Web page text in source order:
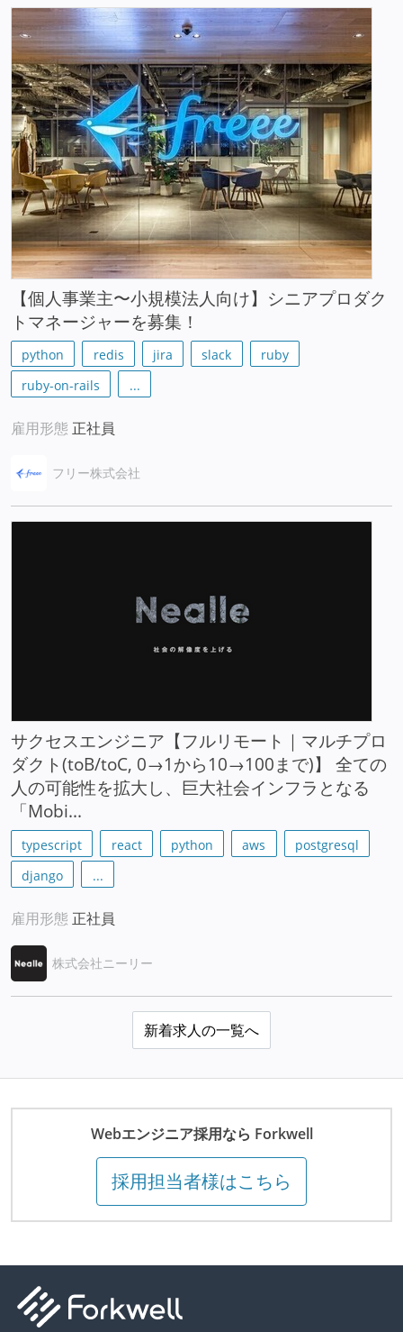
【個人事業主〜小規模法人向け】シニアプロダク
トマネージャーを募集！
python redis jira slack
ruby
ruby-on-rails
...
雇用形態 正社員
フリー株式会社
サクセスエンジニア【フルリモート｜マルチプロ
ダクト(toB/toC, 0→1から10→100まで)】 全ての
人の可能性を拡大し、巨大社会インフラとなる
「Mobi...
typescript react python aws
postgresql
django
...
雇用形態 正社員
株式会社ニーリー
新着求人の一覧へ
Webエンジニア採用なら Forkwell
採用担当者様はこちら